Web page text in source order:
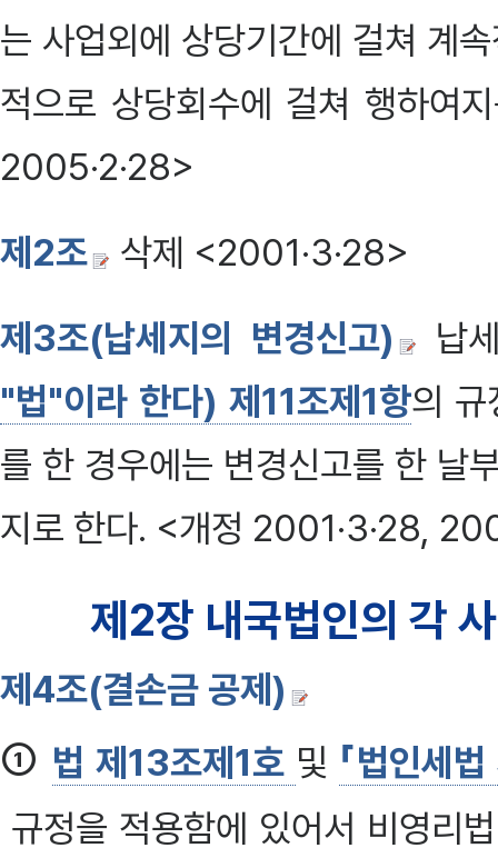
는 사업외에 상당기간에 걸쳐 계
적으로 상당회수에 걸쳐 행하여
2005·2·28>
제2조
삭제 <2001·3·28>
제3조(납세지의 변경신고)
납
"법"이라 한다) 제11조제1항의 규
를 한 경우에는 변경신고를 한 날
지로 한다. <개정 2001·3·28,
제2장 내국법인의 각
제4조(결손금 공제)
① 법 제13조제1호 및 「법인세
규정을 적용함에 있어서 비영리